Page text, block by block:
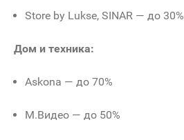
Store by Lukse, SINAR — до 30%
Дом и техника:
Askona — до 70%
М.Видео — до 50%